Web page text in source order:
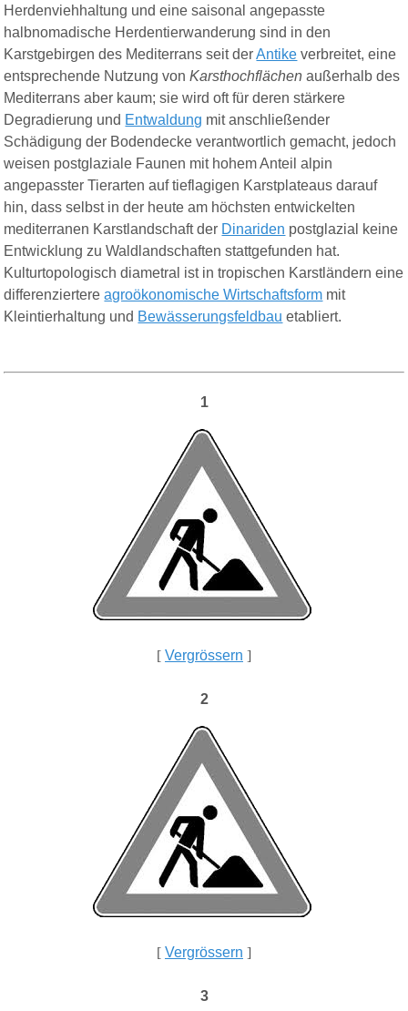
Herdenviehhaltung und eine saisonal angepasste
halbnomadische Herdentierwanderung sind in den
Karstgebirgen des Mediterrans seit derAntike verbreitet, eine
entsprechende Nutzung vonKarsthochflächen außerhalb des
Mediterrans aber kaum; sie wird oft für deren stärkere
Degradierung und Entwaldung mit anschließender
Schädigung der Bodendecke verantwortlich gemacht, jedoch
weisen postglaziale Faunen mit hohem Anteil alpin
angepasster Tierarten auf tieflagigen Karstplateaus darauf
hin, dass selbst in der heute am höchsten entwickelten
mediterranen Karstlandschaft der Dinariden postglazial keine
Entwicklung zu Waldlandschaften stattgefunden hat.
Kulturtopologisch diametral ist in tropischen Karstländern eine
differenziertereagroökonomische Wirtschaftsform mit
Kleintierhaltung und Bewässerungsfeldbau etabliert.
1
[ Vergrössern ]
2
[ Vergrössern ]
3